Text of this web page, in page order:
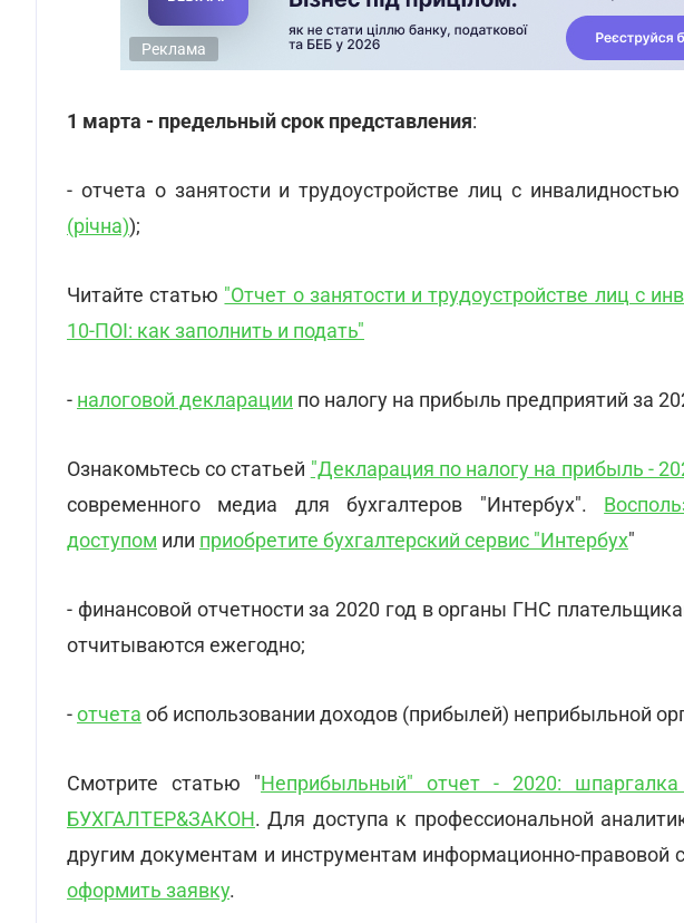
Реклама
1 марта - предельный срок представления:
- отчета о занятости и трудоустройстве лиц с
(річна));
Читайте статью "Отчет о занятости и трудоустройстве лиц с
10-ПОІ: как заполнить и подать"
- налоговой декларации по налогу на прибыль предприятий за
Ознакомьтесь со статьей "Декларация по налогу на прибыль -
современного медиа для бухгалтеров "Интербух".
доступом или приобретите бухгалтерский сервис "Интербух"
- финансовой отчетности за 2020 год в органы ГНС
отчитываются ежегодно;
-отчета об использовании доходов (прибылей) неприбыльной
Смотрите статью "Неприбыльный" отчет - 2020:
БУХГАЛТЕР&ЗАКОН. Для доступа к профессиональной
другим документам и инструментам информационно-правовой
оформить заявку.